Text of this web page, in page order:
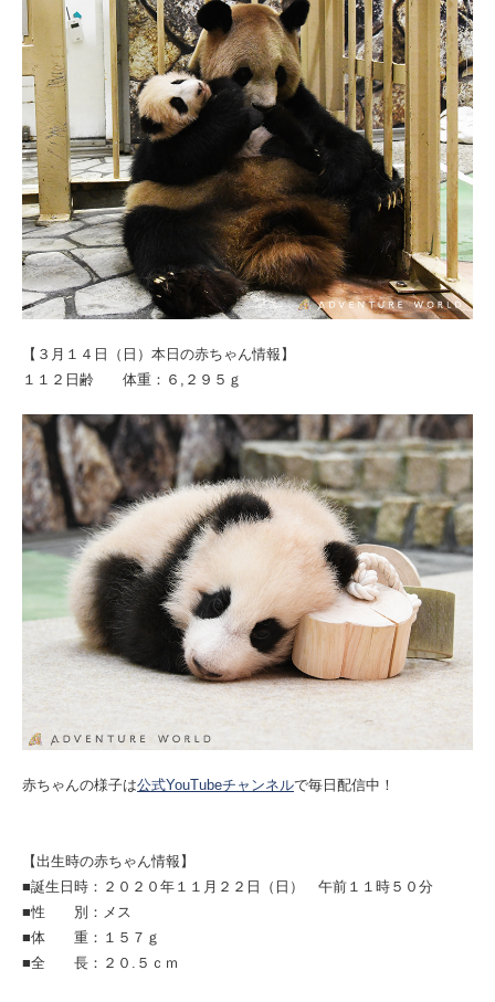
【３月１４日（日）本日の赤ちゃん情報】
１１２日齢 体重：６,２９５ｇ
赤ちゃんの様子は公式YouTubeチャンネルで毎日配信中！
【出生時の赤ちゃん情報】
■誕生日時：２０２０年１１月２２日（日） 午前１１時５０分
■性 別：メス
■体 重：１５７ｇ
■全 長：２０.５ｃｍ